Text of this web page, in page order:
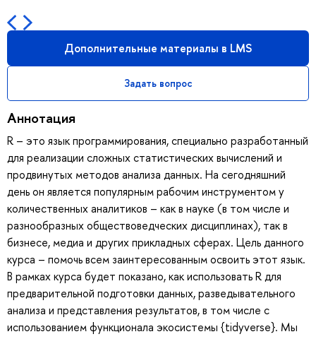
Дополнительные материалы в LMS
Задать вопрос
Аннотация
R – это язык программирования, специально разработанный
для реализации сложных статистических вычислений и
продвинутых методов анализа данных. На сегодняшний
день он является популярным рабочим инструментом у
количественных аналитиков – как в науке (в том числе и
разнообразных обществоведческих дисциплинах), так в
бизнесе, медиа и других прикладных сферах. Цель данного
курса – помочь всем заинтересованным освоить этот язык.
В рамках курса будет показано, как использовать R для
предварительной подготовки данных, разведывательного
анализа и представления результатов, в том числе с
использованием функционала экосистемы {tidyverse}. Мы